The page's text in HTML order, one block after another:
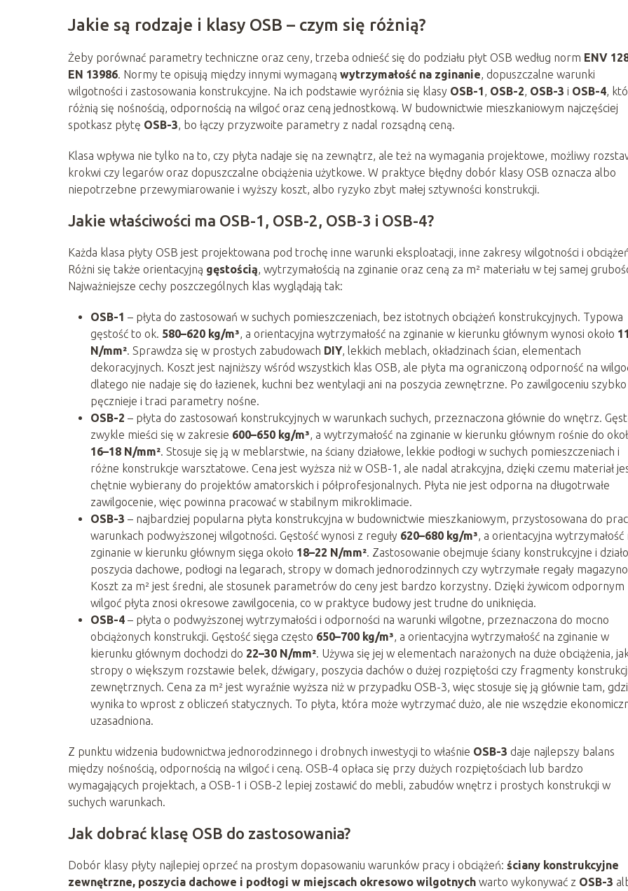
Jakie są rodzaje i klasy OSB – czym się różnią?
Żeby porównać parametry techniczne oraz ceny, trzeba odnieść się do podziału płyt OSB według norm ENV
EN 13986. Normy te opisują między innymi wymaganą wytrzymałość na zginanie, dopuszczalne warunki
wilgotności i zastosowania konstrukcyjne. Na ich podstawie wyróżnia się klasy OSB-1, OSB-2, OSB-3 i OSB-4,
różnią się nośnością, odpornością na wilgoć oraz ceną jednostkową. W budownictwie mieszkaniowym najczęściej
spotkasz płytę OSB-3, bo łączy przyzwoite parametry z nadal rozsądną ceną.
Klasa wpływa nie tylko na to, czy płyta nadaje się na zewnątrz, ale też na wymagania projektowe, możliwy
krokwi czy legarów oraz dopuszczalne obciążenia użytkowe. W praktyce błędny dobór klasy OSB oznacza albo
niepotrzebne przewymiarowanie i wyższy koszt, albo ryzyko zbyt małej sztywności konstrukcji.
Jakie właściwości ma OSB-1, OSB-2, OSB-3 i OSB-4?
Każda klasa płyty OSB jest projektowana pod trochę inne warunki eksploatacji, inne zakresy wilgotności i
Różni się także orientacyjną gęstością, wytrzymałością na zginanie oraz ceną za m² materiału w tej samej
Najważniejsze cechy poszczególnych klas wyglądają tak:
OSB-1 – płyta do zastosowań w suchych pomieszczeniach, bez istotnych obciążeń konstrukcyjnych. Typowa
gęstość to ok. 580–620 kg/m³, a orientacyjna wytrzymałość na zginanie w kierunku głównym wynosi około
N/mm². Sprawdza się w prostych zabudowach DIY, lekkich meblach, okładzinach ścian, elementach
dekoracyjnych. Koszt jest najniższy wśród wszystkich klas OSB, ale płyta ma ograniczoną odporność na
dlatego nie nadaje się do łazienek, kuchni bez wentylacji ani na poszycia zewnętrzne. Po zawilgoceniu szybko
pęcznieje i traci parametry nośne.
OSB-2 – płyta do zastosowań konstrukcyjnych w warunkach suchych, przeznaczona głównie do wnętrz.
zwykle mieści się w zakresie 600–650 kg/m³, a wytrzymałość na zginanie w kierunku głównym rośnie do
16–18 N/mm². Stosuje się ją w meblarstwie, na ściany działowe, lekkie podłogi w suchych pomieszczeniach i
różne konstrukcje warsztatowe. Cena jest wyższa niż w OSB-1, ale nadal atrakcyjna, dzięki czemu materiał
chętnie wybierany do projektów amatorskich i półprofesjonalnych. Płyta nie jest odporna na długotrwałe
zawilgocenie, więc powinna pracować w stabilnym mikroklimacie.
OSB-3 – najbardziej popularna płyta konstrukcyjna w budownictwie mieszkaniowym, przystosowana do
warunkach podwyższonej wilgotności. Gęstość wynosi z reguły 620–680 kg/m³, a orientacyjna wytrzymałość
zginanie w kierunku głównym sięga około 18–22 N/mm². Zastosowanie obejmuje ściany konstrukcyjne i
poszycia dachowe, podłogi na legarach, stropy w domach jednorodzinnych czy wytrzymałe regały
Koszt za m² jest średni, ale stosunek parametrów do ceny jest bardzo korzystny. Dzięki żywicom odpornym
wilgoć płyta znosi okresowe zawilgocenia, co w praktyce budowy jest trudne do uniknięcia.
OSB-4 – płyta o podwyższonej wytrzymałości i odporności na warunki wilgotne, przeznaczona do mocno
obciążonych konstrukcji. Gęstość sięga często 650–700 kg/m³, a orientacyjna wytrzymałość na zginanie w
kierunku głównym dochodzi do 22–30 N/mm². Używa się jej w elementach narażonych na duże obciążenia,
stropy o większym rozstawie belek, dźwigary, poszycia dachów o dużej rozpiętości czy fragmenty
zewnętrznych. Cena za m² jest wyraźnie wyższa niż w przypadku OSB-3, więc stosuje się ją głównie tam,
wynika to wprost z obliczeń statycznych. To płyta, która może wytrzymać dużo, ale nie wszędzie
uzasadniona.
Z punktu widzenia budownictwa jednorodzinnego i drobnych inwestycji to właśnie OSB-3 daje najlepszy balans
między nośnością, odpornością na wilgoć i ceną. OSB-4 opłaca się przy dużych rozpiętościach lub bardzo
wymagających projektach, a OSB-1 i OSB-2 lepiej zostawić do mebli, zabudów wnętrz i prostych konstrukcji w
suchych warunkach.
Jak dobrać klasę OSB do zastosowania?
Dobór klasy płyty najlepiej oprzeć na prostym dopasowaniu warunków pracy i obciążeń: ściany konstrukcyjne
zewnętrzne, poszycia dachowe i podłogi w miejscach okresowo wilgotnych warto wykonywać z OSB-3